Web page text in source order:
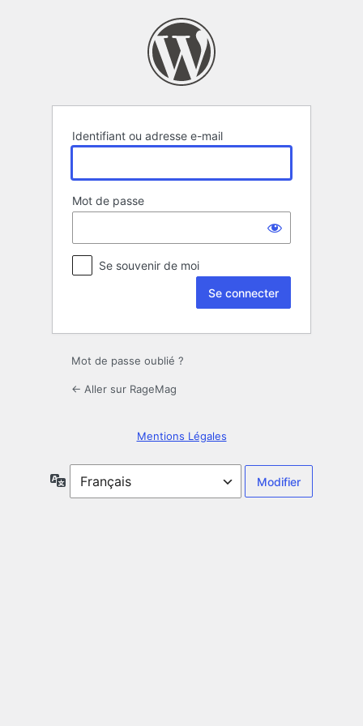
Identifiant ou adresse e-mail
Mot de passe
Se souvenir de moi
Mot de passe oublié ?
← Aller sur RageMag
Mentions Légales
Langue